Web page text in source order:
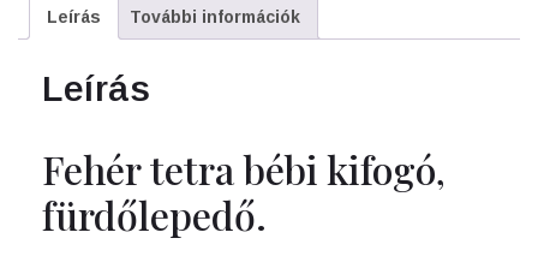
Leírás További információk
Leírás
Fehér tetra bébi kifogó,
fürdőlepedő.